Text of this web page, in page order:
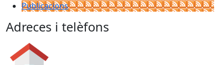
Publicacions
Adreces i telèfons